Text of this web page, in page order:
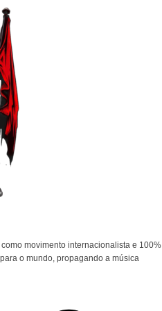
movimento internacionalista e 100%
o mundo, propagando a música